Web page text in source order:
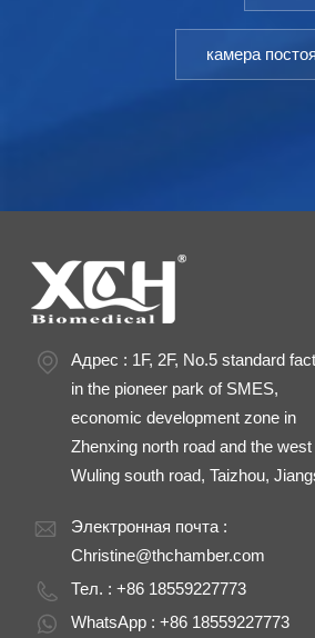
камера
Адрес : 1F, 2F, No.5 standard
in the pioneer park of SMES,
economic development zone in
Zhenxing north road and the west
Wuling south road, Taizhou,
Электронная почта :
Christine@thchamber.com
Тел. : +86 18559227773
WhatsApp : +86 18559227773